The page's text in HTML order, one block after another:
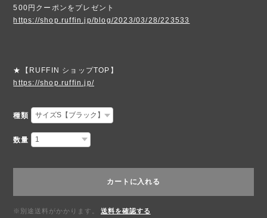
500円クーポンをプレゼント
https://shop.ruffin.jp/blog/2023/03/28/223533
★【RUFFIN ショップTOP】
https://shop.ruffin.jp/
種類
数量
カートに入れる
※別途送料がかかります。
送料を確認する